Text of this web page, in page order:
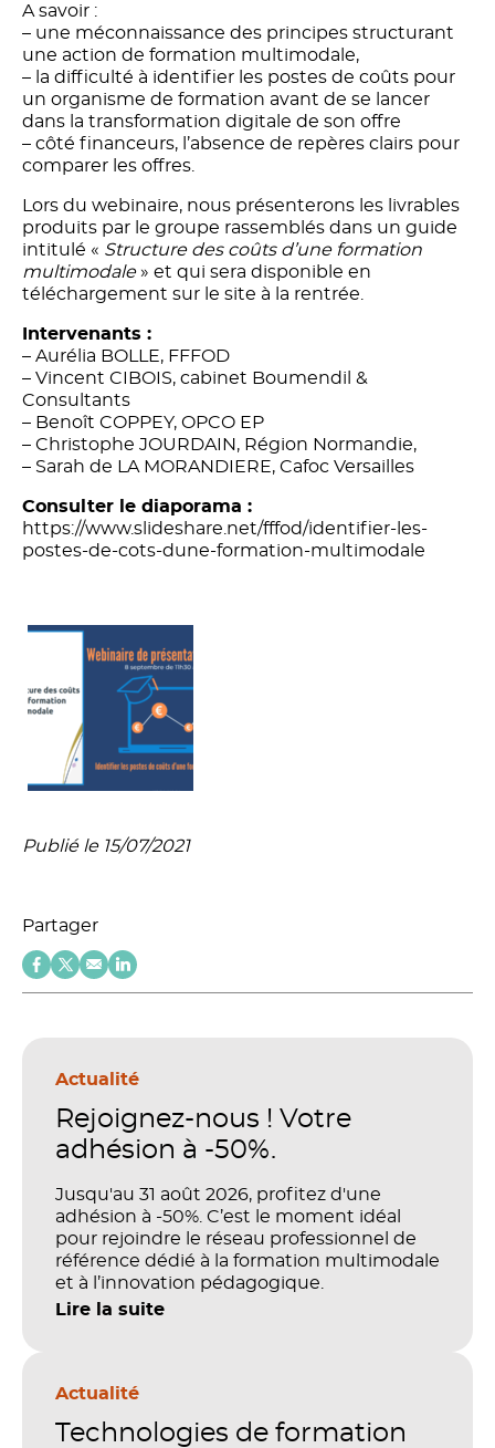
A savoir :
– une méconnaissance des principes structurant
une action de formation multimodale,
– la difficulté à identifier les postes de coûts pour
un organisme de formation avant de se lancer
dans la transformation digitale de son offre
– côté financeurs, l’absence de repères clairs pour
comparer les offres.
Lors du webinaire, nous présenterons les livrables
produits par le groupe rassemblés dans un guide
intitulé « Structure des coûts d’une formation
multimodale» et qui sera disponible en
téléchargement sur le site à la rentrée.
Intervenants :
– Aurélia BOLLE, FFFOD
– Vincent CIBOIS, cabinet Boumendil &
Consultants
– Benoît COPPEY, OPCO EP
– Christophe JOURDAIN, Région Normandie,
– Sarah de LA MORANDIERE, Cafoc Versailles
Consulter le diaporama :
https://www.slideshare.net/fffod/identifier-les-
postes-de-cots-dune-formation-multimodale
Publié le 15/07/2021
Partager
Actualité
Rejoignez-nous ! Votre
adhésion à -50%.
Jusqu'au 31 août 2026, profitez d'une
adhésion à -50%. C’est le moment idéal
pour rejoindre le réseau professionnel de
référence dédié à la formation multimodale
et à l’innovation pédagogique.
Lire la suite
Actualité
Technologies de formation